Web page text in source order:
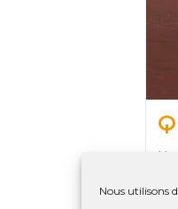
Nous utilisons